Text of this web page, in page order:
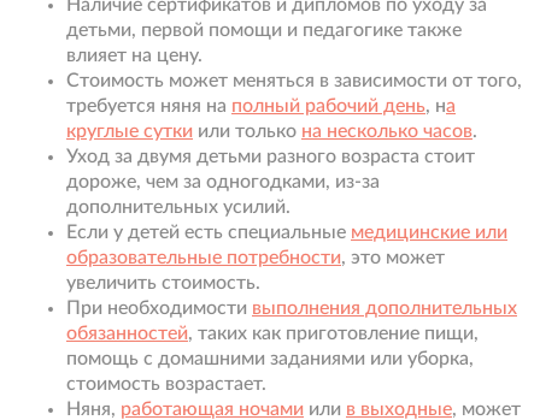
Наличие сертификатов и дипломов по уходу за
детьми, первой помощи и педагогике также
влияет на цену.
Стоимость может меняться в зависимости от того,
требуется няня на полный рабочий день, на
круглые сутки или только на несколько часов.
Уход за двумя детьми разного возраста стоит
дороже, чем за одногодками, из-за
дополнительных усилий.
Если у детей есть специальные медицинские или
образовательные потребности, это может
увеличить стоимость.
При необходимости выполнения дополнительных
обязанностей, таких как приготовление пищи,
помощь с домашними заданиями или уборка,
стоимость возрастает.
Няня, работающая ночами или в выходные, может